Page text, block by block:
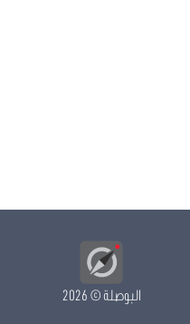
البوصلة© 2026